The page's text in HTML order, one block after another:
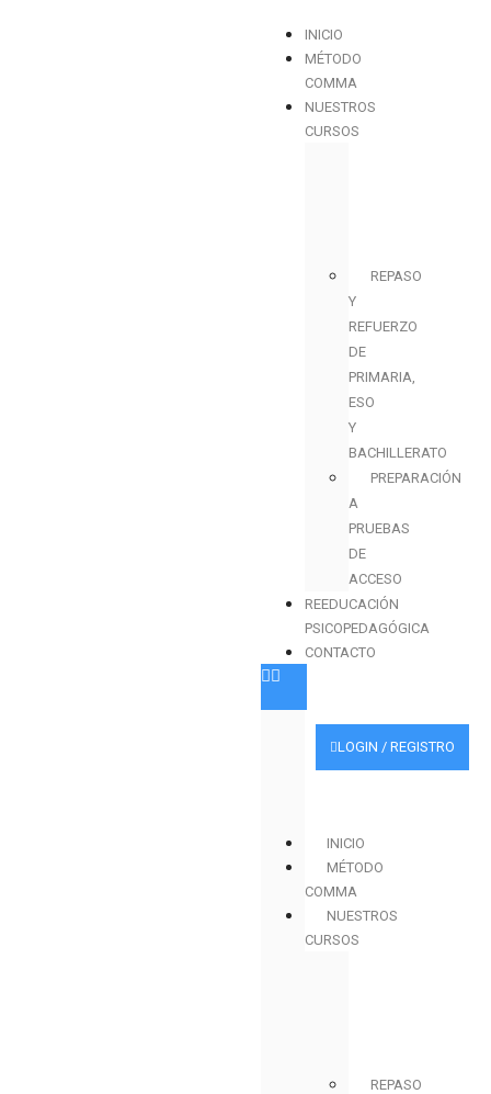
INICIO
MÉTODO
COMMA
NUESTROS
CURSOS
REPASO
Y
REFUERZO
DE
PRIMARIA,
ESO
Y
BACHILLERATO
PREPARACIÓN
A
PRUEBAS
DE
ACCESO
REEDUCACIÓN
PSICOPEDAGÓGICA
CONTACTO
INICIO
MÉTODO
COMMA
NUESTROS
CURSOS
REPASO
LOGIN / REGISTRO